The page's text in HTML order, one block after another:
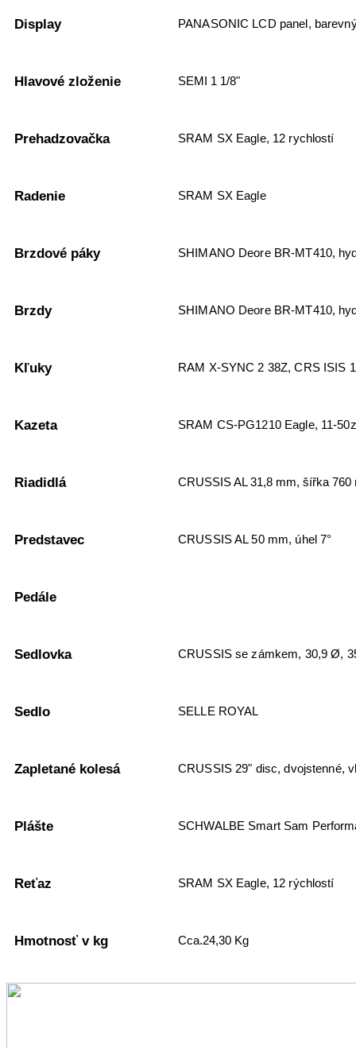
Display PANASONIC LCD panel,
Hlavové zloženie SEMI 1 1/8"
Prehadzovačka SRAM SX Eagle, 12 rychlostí
Radenie SRAM SX Eagle
Brzdové páky SHIMANO Deore BR-MT410,
Brzdy SHIMANO Deore BR-MT410,
Kľuky RAM X-SYNC 2 38Z, CRS ISIS
Kazeta SRAM CS-PG1210 Eagle, 11-50z
Riadidlá CRUSSIS AL 31,8 mm, šířka 760
Predstavec CRUSSIS AL 50 mm, úhel 7°
Pedále
Sedlovka CRUSSIS se zámkem, 30,9 Ø,
Sedlo SELLE ROYAL
Zapletané kolesá CRUSSIS 29" disc, dvojstenné,
Plášte SCHWALBE Smart Sam
Reťaz SRAM SX Eagle, 12 rýchlostí
Hmotnosť v kg Cca.24,30 Kg